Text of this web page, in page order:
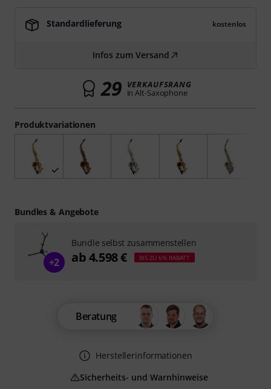
Produktvariationen
Standardlieferung kostenlos
Infos zum Versand
29 VERKAUFSRANG
in Alt-Saxophone
Beratung
Herstellerinformationen
Sicherheits- und Warnhinweise
Bundles & Angebote
+2
Bundle selbst zusammenstellen
ab 4.598 € BIS ZU 6% RABATT